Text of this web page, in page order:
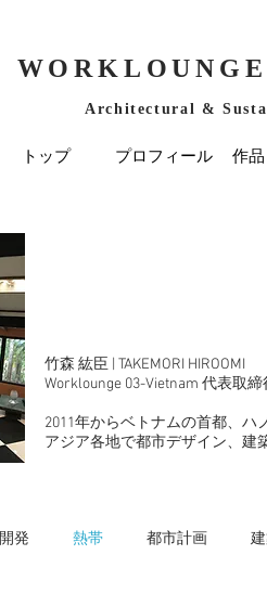
Architectural &
トップ プロフィール 作品
竹森 紘臣 | TAKEMORI HIROOMI
Worklounge 03-Vietnam 代表取締
2011年からベトナムの首都、ハ
アジア各地で​都市デザイン、建
開発 熱帯 都市計画